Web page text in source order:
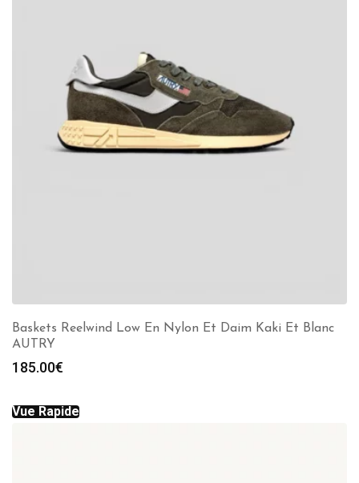
Baskets Reelwind Low En Nylon Et Daim Kaki Et Blanc
AUTRY
185.00€
Vue Rapide